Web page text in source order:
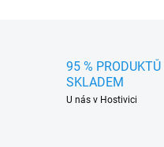
95 % PRODUKTŮ
SKLADEM
U nás v Hostivici